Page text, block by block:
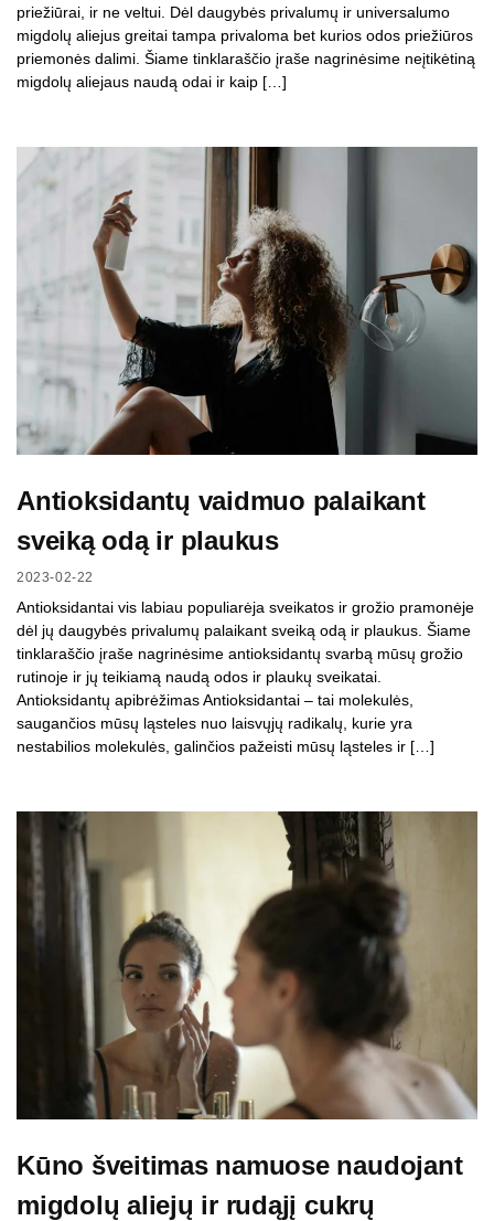
priežiūrai, ir ne veltui. Dėl daugybės privalumų ir universalumo
migdolų aliejus greitai tampa privaloma bet kurios odos priežiūros
priemonės dalimi. Šiame tinklaraščio įraše nagrinėsime neįtikėtiną
migdolų aliejaus naudą odai ir kaip […]
Antioksidantų vaidmuo palaikant
sveiką odą ir plaukus
2023-02-22
Antioksidantai vis labiau populiarėja sveikatos ir grožio pramonėje
dėl jų daugybės privalumų palaikant sveiką odą ir plaukus. Šiame
tinklaraščio įraše nagrinėsime antioksidantų svarbą mūsų grožio
rutinoje ir jų teikiamą naudą odos ir plaukų sveikatai.
Antioksidantų apibrėžimas Antioksidantai – tai molekulės,
saugančios mūsų ląsteles nuo laisvųjų radikalų, kurie yra
nestabilios molekulės, galinčios pažeisti mūsų ląsteles ir […]
Kūno šveitimas namuose naudojant
migdolų aliejų ir rudąjį cukrų